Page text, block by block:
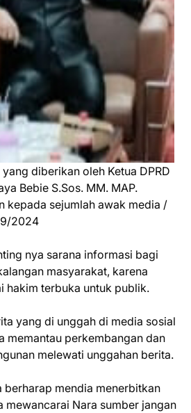
diberikan oleh Ketua DPRD
Bebie S.Sos. MM. MAP.
kepada sejumlah awak media /
2024
nya sarana informasi bagi
masyarakat, karena
hakim terbuka untuk publik.
yang di unggah di media sosial
memantau perkembangan dan
melewati unggahan berita.
berharap mendia menerbitkan
mewancarai Nara sumber jangan